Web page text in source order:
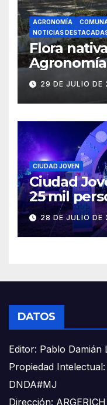
AGRONOMÍA
NOTICIAS
Flora
Agronomía
29 DE JULIO DE
CIUDAD JOVEN
Ciudad
25 mil
28 DE JULIO
DATOS
Editor: Pablo Damián
Propiedad
DNDA#MJ
Dirección: